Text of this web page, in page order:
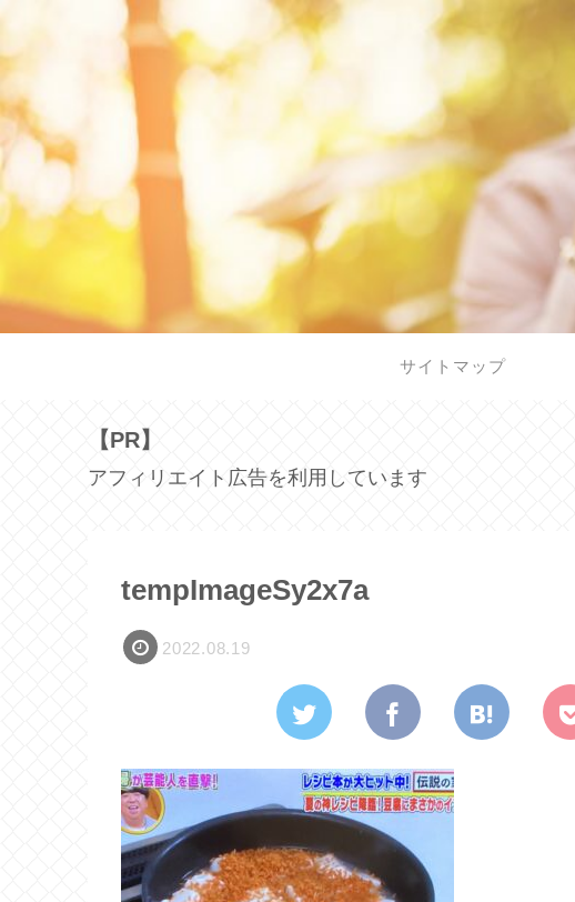
サイトマップ
【PR】
アフィリエイト広告を利用しています
tempImageSy2x7a
2022.08.19